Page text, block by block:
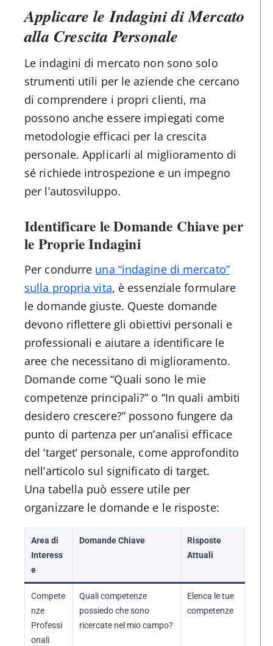
Applicare le Indagini di Mercato
alla Crescita Personale
Le indagini di mercato non sono solo
strumenti utili per le aziende che cercano
di comprendere i propri clienti, ma
possono anche essere impiegati come
metodologie efficaci per la crescita
personale. Applicarli al miglioramento di
sé richiede introspezione e un impegno
per l’autosviluppo.
Identificare le Domande Chiave per
le Proprie Indagini
Per condurre una “indagine di mercato”
sulla propria vita, è essenziale formulare
le domande giuste. Queste domande
devono riflettere gli obiettivi personali e
professionali e aiutare a identificare le
aree che necessitano di miglioramento.
Domande come “Quali sono le mie
competenze principali?” o “In quali ambiti
desidero crescere?” possono fungere da
punto di partenza per un’analisi efficace
del ‘target’ personale, come approfondito
nell’articolo sul significato di target.
Una tabella può essere utile per
organizzare le domande e le risposte:
Area di
Interess
e
Domande Chiave
Risposte
Attuali
Compete
nze
Professi
onali
Quali competenze
possiedo che sono
ricercate nel mio campo?
Elenca le tue
competenze